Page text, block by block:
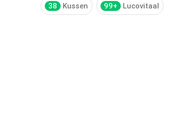
38 Kussen 99+ Lucovitaal